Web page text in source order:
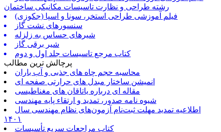
رشته طراحی و نظارت تاسیسات مکانیکی ساختمان
فیلم آموزشی طراحی استخر، سونا و اسپا (جکوزی)
سنسورهای نشت گاز
شیرهای حساس به زلزله
شیر برقی گاز
کتاب مرجع تاسیسات جلد اول و دوم
پرچالش ترین مطالب
محاسبه حجم چاه های جذبی و آب باران
انمیشن ساختار مبدل های حرارتی صفحه ای
مقاله ای درباره یاتاقان های مغناطیسی
شیوه نامه صدور، تمدید و ارتقاء پایه مهندسی
اطلاعیه تمدید مهلت ثبت‌نام آزمون‌های نظام مهندسی سال
۱۴۰۱
کتاب مراجعات سریع تأسیسات